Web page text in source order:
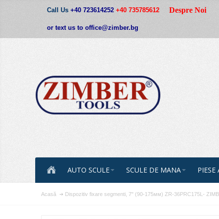
Call Us +40 723614252 +40 735785612
or text us to office@zimber.bg
Despre Noi
AUTO SCULE SCULE DE MANA
Acasă Dispozitiv fixare segmenti, 7" (90-175мм) ZR-36PRC175L-